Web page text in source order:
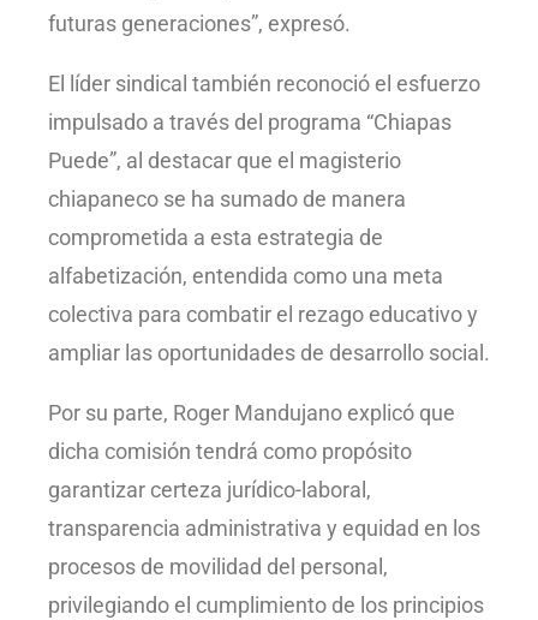
futuras generaciones”, expresó.
El líder sindical también reconoció el esfuerzo
impulsado a través del programa “Chiapas
Puede”, al destacar que el magisterio
chiapaneco se ha sumado de manera
comprometida a esta estrategia de
alfabetización, entendida como una meta
colectiva para combatir el rezago educativo y
ampliar las oportunidades de desarrollo social.
Por su parte, Roger Mandujano explicó que
dicha comisión tendrá como propósito
garantizar certeza jurídico-laboral,
transparencia administrativa y equidad en los
procesos de movilidad del personal,
privilegiando el cumplimiento de los principios